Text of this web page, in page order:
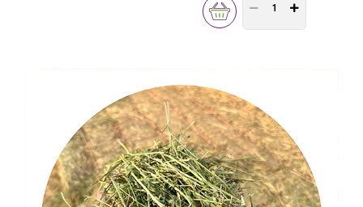
PRODUCT QUANTITY